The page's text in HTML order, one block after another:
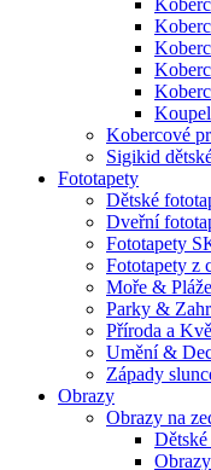
Kobercové
Sigikid
Fototapety
Dětské
Dveřní
Fototapety
Fototapety z
Moře & Pláže
Parky &
Příroda a
Umění &
Západy
Obrazy
Obrazy na